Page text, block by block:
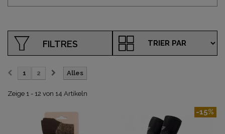
FILTRES
Alles
1 2
Zeige 1 - 12 von 14 Artikeln
-15%